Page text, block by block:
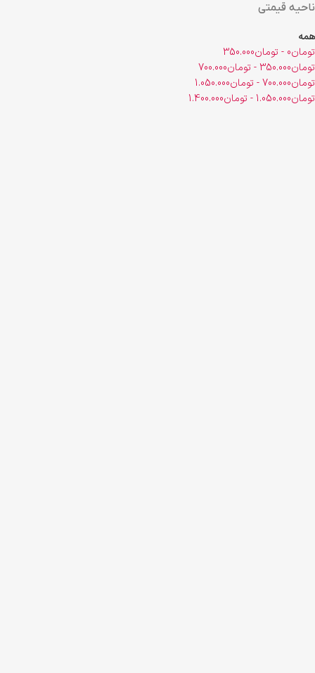
ناحیه قیمتی
همه
تومان0
- تومان350.000
تومان350.000
- تومان700.000
تومان700.000
- تومان1.050.000
تومان1.050.000
- تومان1.400.000